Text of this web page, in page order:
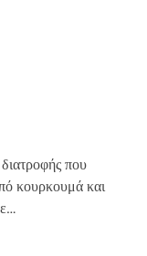
που
κουρκουμά και